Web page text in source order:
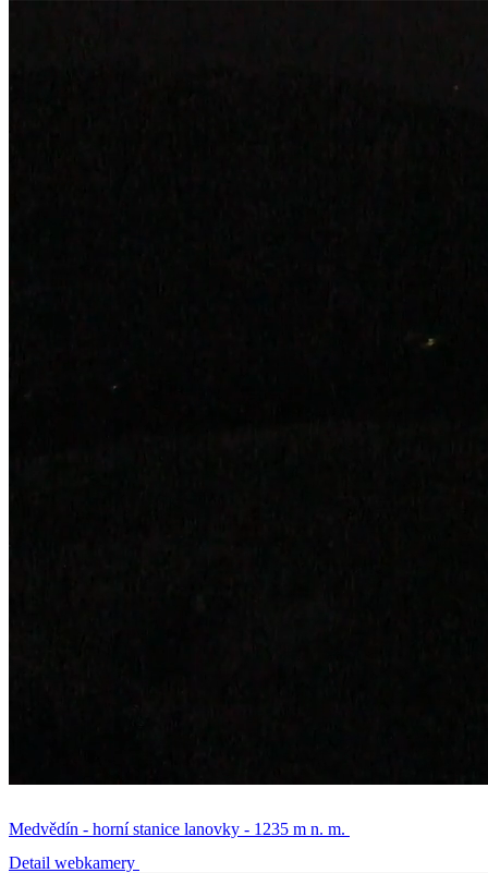
Medvědín - horní stanice lanovky - 1235 m n. m.
Detail webkamery